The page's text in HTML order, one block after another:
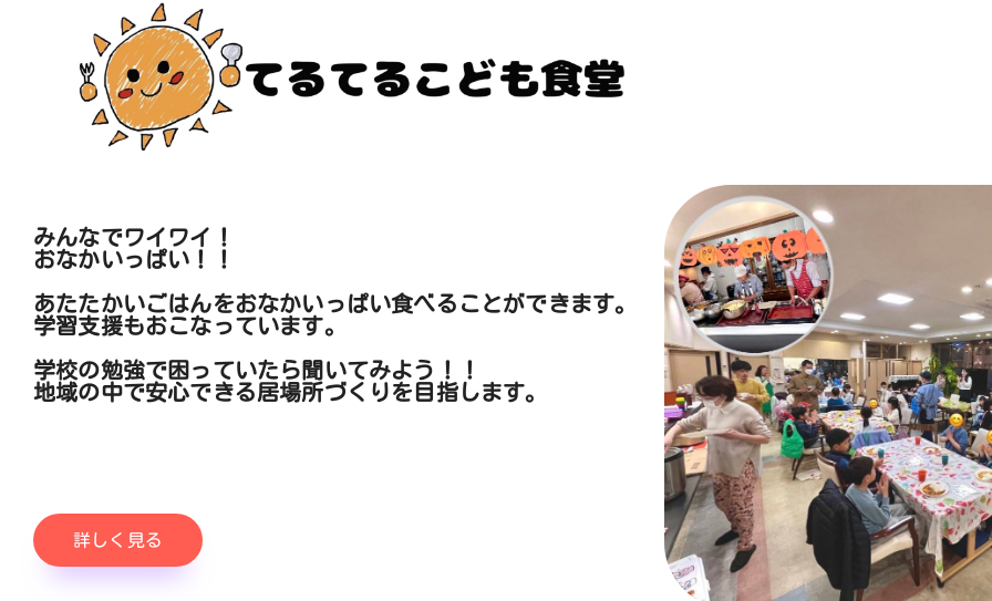
みんなでワイワイ！
おなかいっぱい！！
あたたかいごはんをおなかいっぱい食べることができます。
学習支援もおこなっています。
学校の勉強で困っていたら聞いてみよう！！
地域の中で安心できる居場所づくりを目指します。
詳しく見る